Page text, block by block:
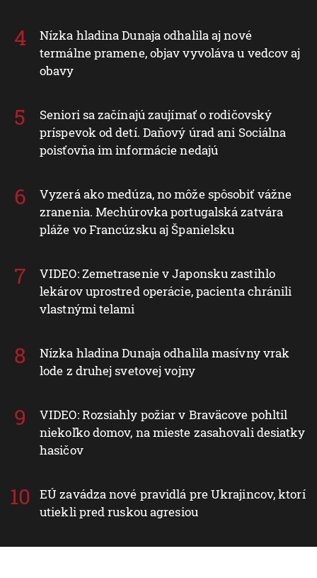
Nízka hladina Dunaja odhalila aj nové
termálne pramene, objav vyvoláva u vedcov aj
obavy
Seniori sa začínajú zaujímať o rodičovský
príspevok od detí. Daňový úrad ani Sociálna
poisťovňa im informácie nedajú
Vyzerá ako medúza, no môže spôsobiť vážne
zranenia. Mechúrovka portugalská zatvára
pláže vo Francúzsku aj Španielsku
VIDEO: Zemetrasenie v Japonsku zastihlo
lekárov uprostred operácie, pacienta chránili
vlastnými telami
Nízka hladina Dunaja odhalila masívny vrak
lode z druhej svetovej vojny
VIDEO: Rozsiahly požiar v Braväcove pohltil
niekoľko domov, na mieste zasahovali desiatky
hasičov
EÚ zavádza nové pravidlá pre Ukrajincov, ktorí
utiekli pred ruskou agresiou